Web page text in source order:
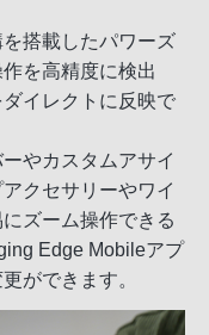
搭載したパワーズ
を高精度に検出
イレクトに反映で
やカスタムアサイ
クセサリーやワイ
ズーム操作できる
Edge Mobileアプ
ができます。